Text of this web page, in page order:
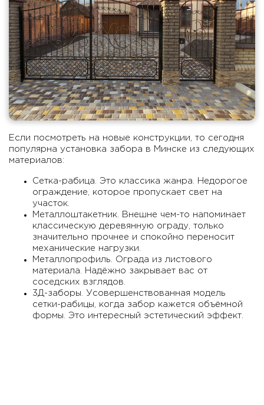
Если посмотреть на новые конструкции, то сегодня
популярна установка забора в Минске из следующих
материалов:
Сетка-рабица. Это классика жанра. Недорогое
ограждение, которое пропускает свет на
участок.
Металлоштакетник. Внешне чем-то напоминает
классическую деревянную ограду, только
значительно прочнее и спокойно переносит
механические нагрузки.
Металлопрофиль. Ограда из листового
материала. Надёжно закрывает вас от
соседских взглядов.
3Д-заборы. Усовершенствованная модель
сетки-рабицы, когда забор кажется объёмной
формы. Это интересный эстетический эффект.